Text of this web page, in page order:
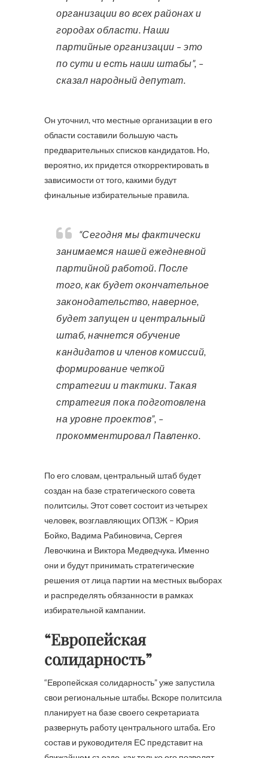
организации во всех районах и
городах области. Наши
партийные организации – это
по сути и есть наши штабы”, –
сказал народный депутат.
Он уточнил, что местные организации в его
области составили большую часть
предварительных списков кандидатов. Но,
вероятно, их придется откорректировать в
зависимости от того, какими будут
финальные избирательные правила.
“Сегодня мы фактически
занимаемся нашей ежедневной
партийной работой. После
того, как будет окончательное
законодательство, наверное,
будет запущен и центральный
штаб, начнется обучение
кандидатов и членов комиссий,
формирование четкой
стратегии и тактики. Такая
стратегия пока подготовлена
на уровне проектов”, –
прокомментировал Павленко.
По его словам, центральный штаб будет
создан на базе стратегического совета
политсилы. Этот совет состоит из четырех
человек, возглавляющих ОПЗЖ – Юрия
Бойко, Вадима Рабиновича, Сергея
Левочкина и Виктора Медведчука. Именно
они и будут принимать стратегические
решения от лица партии на местных выборах
и распределять обязанности в рамках
избирательной кампании.
“Европейская
солидарность”
“Европейская солидарность” уже запустила
свои региональные штабы. Вскоре политсила
планирует на базе своего секретариата
развернуть работу центрального штаба. Его
состав и руководителя ЕС представит на